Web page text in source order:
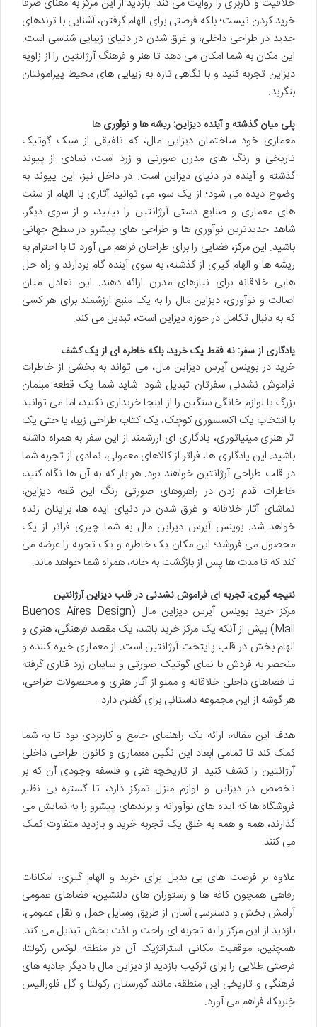
خرید کردن نیست؛ بلکه فرصتی برای الهام گرفتن، آشنایی با ترندهای
جدید در طراحی داخلی، و غرق شدن در دنیای زیبایی شناسی است.
این مکان به شما امکان می دهد تا هنر و فرهنگ آرژانتین را از زاویه
دیزاین تجربه کنید و با نگاهی تازه به زیبایی های محیط پیرامونتان
بنگرید.
پلی میان گذشته و آینده دیزاین: ریشه ها و نوآوری ها
معماری خود ساختمان دیزاین مال، که تلفیقی از سبک گوتیک
تاریخی و رنگ های مدرن صورتی و زرد است، نمادی از پیوند
گذشته و آینده در دنیای دیزاین است. در داخل نیز، این پیوند به
وضوح دیده می شود؛ از یک سو، می توانید آثاری با الهام از سنت
های معماری و صنایع دستی آرژانتین را بیابید، و از سوی دیگر،
شاهد جدیدترین نوآوری ها و طراحی های پیشرو در سطح جهانی
باشید. این مرکز، فضایی را برای طراحان فراهم می آورد تا با احترام به
ریشه ها و الهام گیری از گذشته، به سوی آینده گام بردارند و راه حل
هایی خلاقانه برای نیازهای مدرن ارائه دهند. این تعادل میان
اصالت و نوآوری، دیزاین مال را به یک منبع ارزشمند برای هر کسی
که به دنبال تکامل در حوزه دیزاین است، تبدیل می کند.
یادگاری از سفر: نه فقط یک خرید، بلکه خاطره ای از یک کشف
خرید در بوینس آیرس دیزاین مال، می تواند به بخشی از خاطرات
فراموش نشدنی سفرتان تبدیل شود. شاید شما یک قطعه مبلمان
بزرگ یا لوازم خانگی سنگین را از اینجا خریداری نکنید، اما می توانید
با انتخاب یک اکسسوری کوچک، یک کتاب طراحی زیبا، یا حتی یک
اثر هنری مینیاتوری، یادگاری ای ارزشمند از این سفر به همراه داشته
باشید. این یادگاری ها، فراتر از کالاهای معمولی، نمادی از تجربه شما
در قلب طراحی آرژانتین خواهند بود. هر بار که به آن ها نگاه کنید،
خاطرات قدم زدن در راهروهای صورتی رنگ این قلعه دیزاین،
تماشای آثار خلاقانه و غرق شدن در دنیای ایده ها، برایتان زنده
خواهد شد. بوینس آیرس دیزاین مال به شما چیزی فراتر از یک
محصول می فروشد؛ این مکان یک خاطره و یک تجربه را عرضه می
کند که تا مدت ها پس از بازگشت به خانه، همراه شما خواهد ماند.
نتیجه گیری: تجربه ای فراموش نشدنی در قلب دیزاین آرژانتین
مرکز خرید بوینس آیرس دیزاین مال (Buenos Aires Design
Mall) بیش از آنکه یک مرکز خرید باشد، یک مقصد فرهنگی، هنری و
الهام بخش در قلب پایتخت آرژانتین است. از معماری خیره کننده و
منحصر به فردش با نمای گوتیک صورتی و سایبان زرد قناری گرفته
تا فضاهای داخلی خلاقانه و مملو از آثار هنری و محصولات طراحی،
هر گوشه از این مجموعه داستانی برای گفتن دارد.
هدف این مقاله، ارائه یک راهنمای جامع و کاربردی بود تا به شما
کمک کند تا تمامی ابعاد این نگین معماری و کانون طراحی داخلی
آرژانتین را کشف کنید. از تاریخچه غنی و فلسفه وجودی آن که بر
تخصص در دیزاین و لوازم منزل تمرکز دارد، تا گستره بی نظیر
فروشگاه ها که ایده های نوآورانه و برندهای پیشرو را به نمایش می
گذارند، همه و همه به خلق یک تجربه خرید و بازدید متفاوت کمک
می کنند.
علاوه بر فرصت های بی بدیل برای خرید و الهام گیری، امکانات
رفاهی همچون کافه ها و رستوران های دلنشین، فضاهای عمومی
آرامش بخش و دسترسی آسان از طریق وسایل حمل و نقل عمومی،
بازدید از این مرکز را به تجربه ای راحت و لذت بخش تبدیل می کند.
همچنین، موقعیت مکانی استراتژیک آن در منطقه لوکس رکولتا،
فرصتی طلایی را برای ترکیب بازدید از دیزاین مال با دیگر جاذبه های
فرهنگی و تاریخی این منطقه، مانند گورستان رکولتا و گل فلورالیس
خِنریکا، فراهم می آورد.